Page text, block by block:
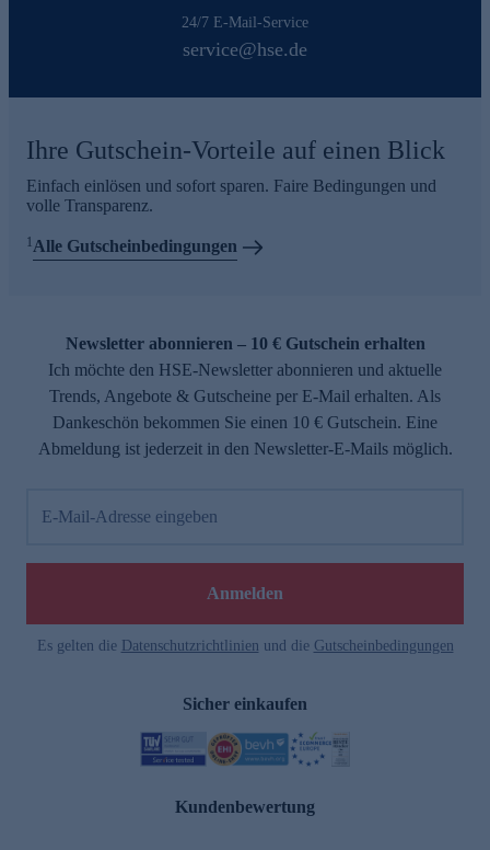
24/7 E-Mail-Service
service@hse.de
Ihre Gutschein-Vorteile auf einen Blick
Einfach einlösen und sofort sparen. Faire Bedingungen und
volle Transparenz.
1Alle Gutscheinbedingungen
Newsletter abonnieren – 10 € Gutschein erhalten
Ich möchte den HSE-Newsletter abonnieren und aktuelle
Trends, Angebote & Gutscheine per E-Mail erhalten. Als
Dankeschön bekommen Sie einen 10 € Gutschein. Eine
Abmeldung ist jederzeit in den Newsletter-E-Mails möglich.
E-Mail-Adresse eingeben
Anmelden
Es gelten die Datenschutzrichtlinien und die Gutscheinbedingungen
Sicher einkaufen
Kundenbewertung